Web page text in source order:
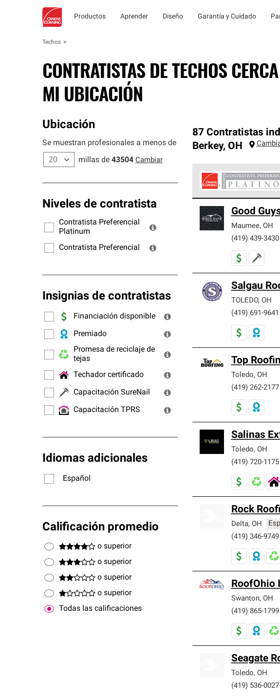
Productos Aprender Diseño Garantía y Cuidado
Techos
CONTRATISTAS DE TECHOS
MI UBICACIÓN
Ubicación
Se muestran profesionales a menos de
millas de 43504 Cambiar
Niveles de contratista
Contratista Preferencial
Platinum
Contratista Preferencial
Insignias de contratistas
Financiación disponible
Premiado
Promesa de reciclaje de
tejas
Techador certificado
Capacitación SureNail
Capacitación TPRS
Idiomas adicionales
Español
Calificación promedio
o superior
o superior
o superior
o superior
Todas las calificaciones
87 Contratistas
Berkey, OH
cumplen con
ofrecer nuestra mejor
Good
Maumee, OH
(419) 439-3430
Salgau
TOLEDO, OH
(419) 691-9641
Top
Toledo, OH
(419) 262-2177
Salinas
Toledo, OH
(419) 720-1175
Rock
Delta, OH
(419) 346-9749
RoofOhio
Swanton, OH
(419) 865-1799
Seagate
Toledo, OH
(419) 536-0027